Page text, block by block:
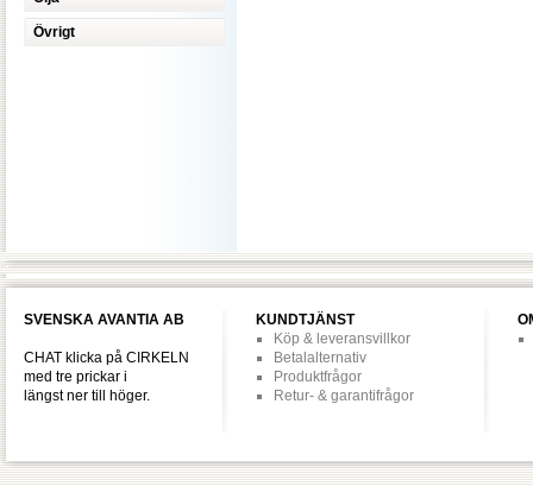
Övrigt
SVENSKA AVANTIA AB
CHAT klicka på CIRKELN
med tre prickar i
längst ner till höger.
KUNDTJÄNST
Köp & leveransvillkor
Betalalternativ
Produktfrågor
Retur- & garantifrågor